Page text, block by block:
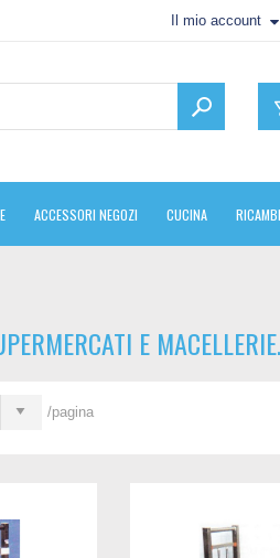
Il mio account
ACCESSORI NEGOZI CUCINA RICAMBI
E MACELLERIE.
/pagina